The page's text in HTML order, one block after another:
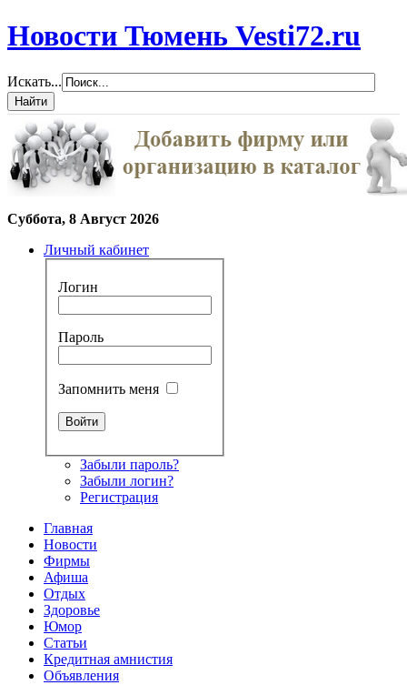
Новости Тюмень Vesti72.ru
Искать...
Суббота, 8 Август 2026
Личный кабинет
Логин
Пароль
Запомнить меня
Забыли пароль?
Забыли логин?
Регистрация
Главная
Новости
Фирмы
Афиша
Отдых
Здоровье
Юмор
Статьи
Кредитная амнистия
Объявления